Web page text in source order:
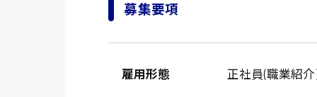
募集要項
雇用形態 正社員(職業紹介